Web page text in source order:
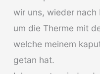
wir uns, wieder nach
um die Therme mit
welche meinem
getan hat.